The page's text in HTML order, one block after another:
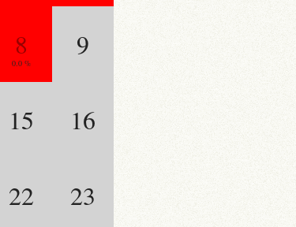
8
0.0 %
9
15 16
22 23